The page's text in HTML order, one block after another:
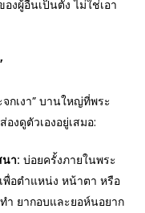
งผู้อื่นเป็นตั้ง ไม่ใช่เอา
กเงา” บานใหญ่ที่พระ
งดูตัวเองอยู่เสมอ:
นา: บ่อยครั้งภายในพระ
พื่อตำแหน่ง หน้าตา หรือ
ำ ยากอบและยอห์นอยาก